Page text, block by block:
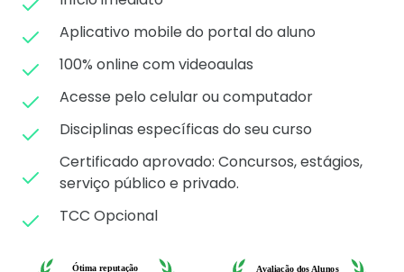
Aplicativo mobile do portal do aluno
100% online com videoaulas
Acesse pelo celular ou computador
Disciplinas específicas do seu curso
Certificado aprovado: Concursos, estágios,
serviço público e privado.
TCC Opcional